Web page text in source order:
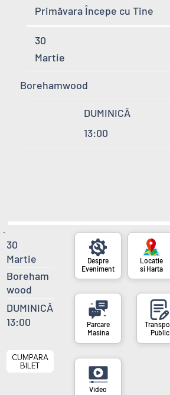
Primăvara Începe cu Tine
30
Martie
Borehamwood
DUMINICĂ
13:00
Eveniment
si Harta
Masina
Transport
Public
Video
30
Martie
Boreham
wood
DUMINICĂ
13:00
CUMPARA
BILET